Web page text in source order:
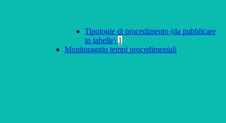
Tipologie di procedimento (da pubblicare
in tabelle) 1
Monitoraggio tempi procedimentali